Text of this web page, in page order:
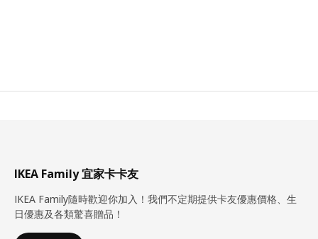
IKEA Family 宜家卡卡友
IKEA Family隨時歡迎你加入！我們不定期提供卡友優惠價格、生
日優惠及各類驚喜贈品！